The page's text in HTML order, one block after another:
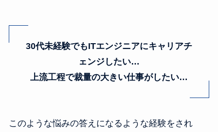
30代未経験でもITエンジニアにキャリアチ
ェンジしたい…
上流工程で裁量の大きい仕事がしたい…
このような悩みの答えになるような経験をされ